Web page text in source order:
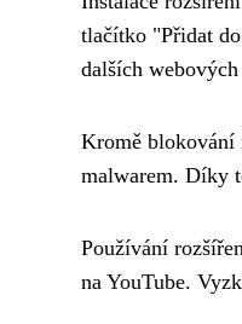
tlačítko "Přidat
dalších
Kromě blokování
malwarem. Díky
Používání
na YouTube.